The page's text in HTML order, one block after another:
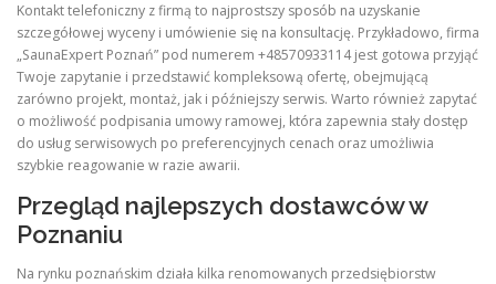
Kontakt telefoniczny z firmą to najprostszy sposób na uzyskanie
szczegółowej wyceny i umówienie się na konsultację. Przykładowo, firma
„SaunaExpert Poznań” pod numerem +48570933114 jest gotowa przyjąć
Twoje zapytanie i przedstawić kompleksową ofertę, obejmującą
zarówno projekt, montaż, jak i późniejszy serwis. Warto również zapytać
o możliwość podpisania umowy ramowej, która zapewnia stały dostęp
do usług serwisowych po preferencyjnych cenach oraz umożliwia
szybkie reagowanie w razie awarii.
Przegląd najlepszych dostawców w
Poznaniu
Na rynku poznańskim działa kilka renomowanych przedsiębiorstw